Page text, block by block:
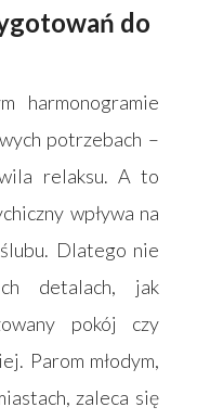
do
harmonogramie
potrzebach –
relaksu. A to
wpływa na
Dlatego nie
detalach, jak
pokój czy
Parom młodym,
zaleca się